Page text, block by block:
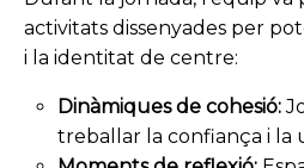
activitats dissenyades per
i la identitat de centre:
Dinàmiques de cohesió:
treballar la confiança i la